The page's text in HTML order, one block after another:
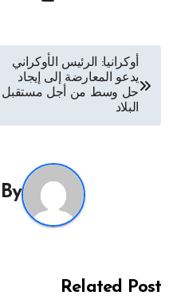
تصفّح
المقالات
أوكرانيا: الرئيس الأوكراني
يدعو المعارضة إلى إيجاد
حل وسط من أجل مستقبل
البلاد
By
Related Post